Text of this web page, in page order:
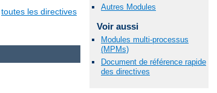
toutes les directives
Autres Modules
Voir aussi
Modules multi-processus
(MPMs)
Document de référence rapide
des directives